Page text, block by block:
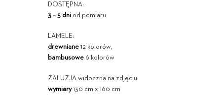
DOSTĘPNA:
3 – 5 dniod pomiaru
LAMELE:
drewniane12 kolorów,
bambusowe6 kolorów
ŻALUZJA widoczna na zdjęciu:
wymiary130 cm x 160 cm